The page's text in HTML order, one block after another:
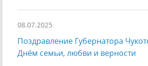
08.07.2025
Поздравление Губернатора
Днём семьи, любви и верности